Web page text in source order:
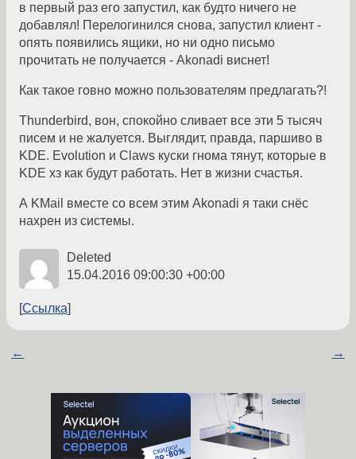
в первый раз его запустил, как будто ничего не
добавлял! Перелогинился снова, запустил клиент -
опять появились ящики, но ни одно письмо
прочитать не получается - Akonadi виснет!
Как такое говно можно пользователям предлагать?!
Thunderbird, вон, спокойно сливает все эти 5 тысяч
писем и не жалуется. Выглядит, правда, паршиво в
KDE. Evolution и Claws куски гнома тянут, которые в
KDE хз как будут работать. Нет в жизни счастья.
А KMail вместе со всем этим Akonadi я таки снёс
нахрен из системы.
Deleted
15.04.2016 09:00:30 +00:00
Ссылка
← →